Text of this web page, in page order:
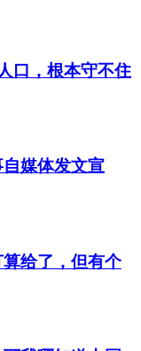
口，根本守不住
媒体发文宣
给了，但有个